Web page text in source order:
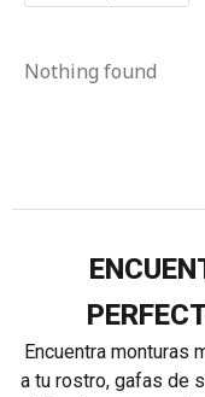
Nothing found
Encuentra monturas
a tu rostro, gafas de